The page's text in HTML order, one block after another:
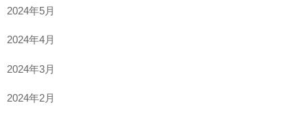
2024年5月
2024年4月
2024年3月
2024年2月